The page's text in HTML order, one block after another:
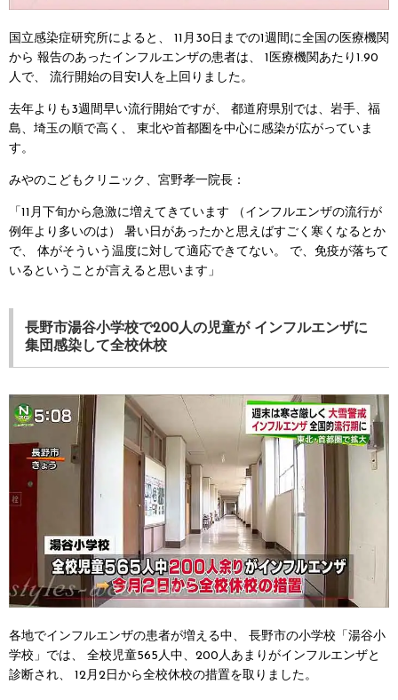
国立感染症研究所によると、
11月30日までの1週間に全国の医療機関
から 報告のあったインフルエンザの患者は、
1医療機関あたり1.90
人で、
流行開始の目安1人を上回りました。
去年よりも3週間早い流行開始ですが、
都道府県別では、岩手、福
島、埼玉の順で高く、
東北や首都圏を中心に感染が広がっていま
す。
みやのこどもクリニック、宮野孝一院長：
「11月下旬から急激に増えてきています （インフルエンザの流行が
例年より多いのは）
暑い日があったかと思えばすごく寒くなるとか
で、
体がそういう温度に対して適応できてない。
で、免疫が落ちて
いるということが言えると思います」
長野市湯谷小学校で200人の児童がインフルエンザに
集団感染して全校休校
各地でインフルエンザの患者が増える中、
長野市の小学校「湯谷小
学校」では、
全校児童565人中、200人あまりがインフルエンザと
診断され、
12月2日から全校休校の措置を取りました。